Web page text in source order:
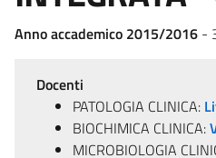
Anno accademico 2015/2016 -
Docenti
PATOLOGIA CLINICA:
BIOCHIMICA CLINICA:
MICROBIOLOGIA